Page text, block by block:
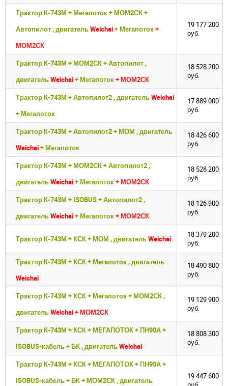
Трактор К-743М + Мегапоток + МОМ2СК +
Автопилот , двигательWeichai+ Мегапоток+
МОМ2СК
19 177 200
руб.
Трактор К-743М + МОМ2СК + Автопилот ,
двигательWeichai+ Мегапоток+ МОМ2СК
18 528 200
руб.
Трактор К-743М + Автопилот2 , двигательWeichai
+ Мегапоток
17 889 000
руб.
Трактор К-743М + Автопилот2 + МОМ , двигатель
Weichai+ Мегапоток
18 426 600
руб.
Трактор К-743М + МОМ2СК + Автопилот2 ,
двигательWeichai+ Мегапоток+ МОМ2СК
18 528 200
руб.
Трактор К-743М + ISOBUS + Автопилот2 ,
двигательWeichai+ Мегапоток+ МОМ2СК
18 126 900
руб.
Трактор К-743М + КСК + МОМ , двигательWeichai
18 379 200
руб.
Трактор К-743М + КСК + Мегапоток , двигатель
Weichai
18 490 800
руб.
Трактор К-743М + КСК + Мегапоток + МОМ2СК ,
двигательWeichai+ МОМ2СК
19 129 900
руб.
Трактор К-743М + КСК + МЕГАПОТОК + ПН90А +
ISOBUS-кабель + БК , двигательWeichai
18 808 300
руб.
Трактор К-743М + КСК + МЕГАПОТОК + ПН90А +
ISOBUS-кабель + БК + МОМ2СК , двигатель
19 447 600
Войдите
Забыли пароль?
ВОЙТИ
С возвращением!
Авторизуйтесь на сайте
введите свой логин и пароль
ВОЙТИ
Войдите
Забыли пароль?
ВОЙТИ
С возвращением!
Авторизуйтесь на сайте
введите свой логин и пароль
ВОЙТИ